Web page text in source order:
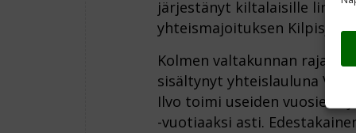
järjestänyt kiltalaisille linja-
yhteismajoituksen
Kolmen valtakunnan
sisältynyt yhteislauluna
Ilvo toimi useiden vuosien
-vuotiaaksi asti.